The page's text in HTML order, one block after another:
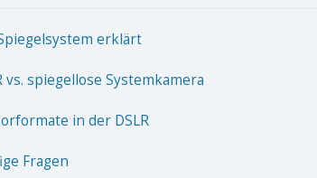
erklärt
vs. spiegellose Systemkamera
in der DSLR
Fragen